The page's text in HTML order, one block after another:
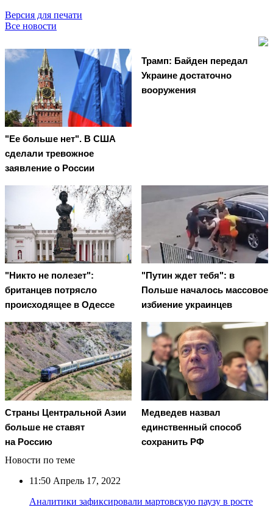
Версия для печати
Все новости
"Ее больше нет". В США
сделали тревожное
заявление о России
Трамп: Байден передал
Украине достаточно
вооружения
"Никто не полезет":
британцев потрясло
происходящее в Одессе
"Путин ждет тебя": в
Польше началось массовое
избиение украинцев
Страны Центральной Азии
больше не ставят
на Россию
Медведев назвал
единственный способ
сохранить РФ
Новости по теме
11:50 Апрель 17, 2022
Аналитики зафиксировали мартовскую паузу в росте